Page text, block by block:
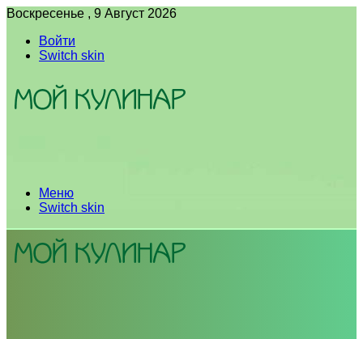
Воскресенье , 9 Август 2026
Войти
Switch skin
Меню
Switch skin